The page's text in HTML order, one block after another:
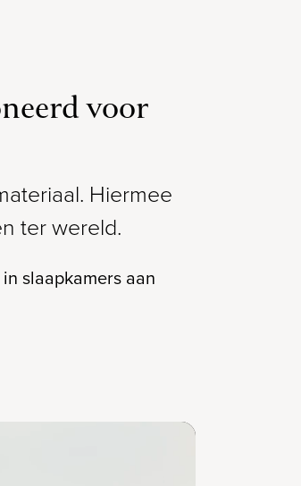
voor
Hiermee
ter wereld.
slaapkamers aan